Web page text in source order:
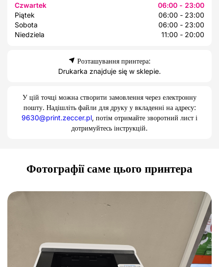
Czwartek
06:00 - 23:00
Piątek
06:00 - 23:00
Sobota
06:00 - 23:00
Niedziela
11:00 - 20:00
Розташування принтера:
Drukarka znajduje się w sklepie.
У цій точці можна створити замовлення через електронну
пошту. Надішліть файли для друку у вкладенні на адресу:
9630@print.zeccer.pl, потім отримайте зворотний лист і
дотримуйтесь інструкцій.
Фотографії саме цього принтера